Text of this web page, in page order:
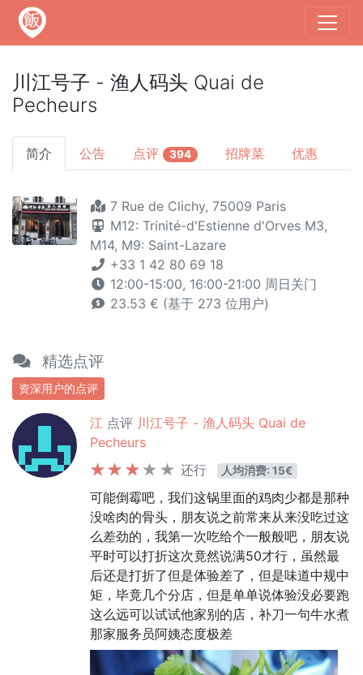
川江号子 - 渔人码头 Quai de
Pecheurs
简介 公告 点评 394 招牌菜 优惠
7 Rue de Clichy, 75009 Paris
M12: Trinité-d'Estienne d'Orves M3,
M14, M9: Saint-Lazare
+33 1 42 80 69 18
12:00-15:00, 16:00-21:00 周日关门
23.53 € (基于 273 位用户)
精选点评
资深用户的点评
江 点评 川江号子 - 渔人码头 Quai de
Pecheurs
还行
人均消费: 15€
可能倒霉吧，我们这锅里面的鸡肉少都是那种
没啥肉的骨头，朋友说之前常来从来没吃过这
么差劲的，我第一次吃给个一般般吧，朋友说
平时可以打折这次竟然说满50才行，虽然最
后还是打折了但是体验差了，但是味道中规中
矩，毕竟几个分店，但是单单说体验没必要跑
这么远可以试试他家别的店，补刀一句牛水煮
那家服务员阿姨态度极差